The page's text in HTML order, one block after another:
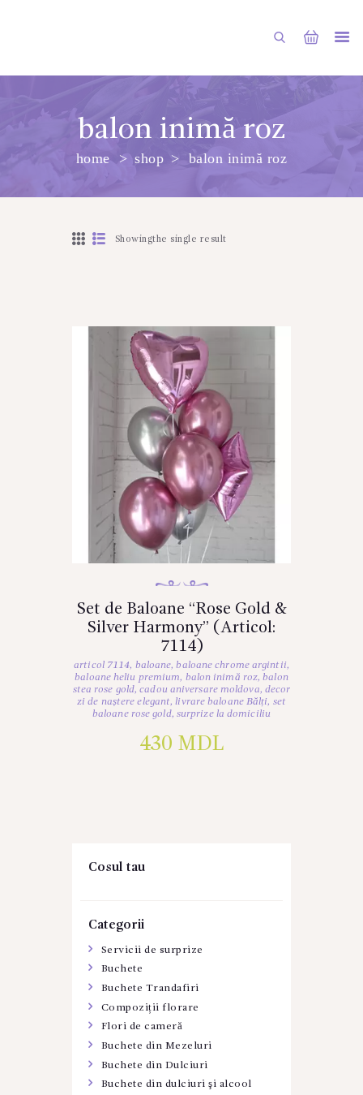
balon inimă roz
home shop balon inimă roz
PRINCIPALA
DESPRE NOI
Showingthe single result
Set de Baloane “Rose Gold &
Silver Harmony” (Articol:
7114)
articol 7114, baloane,baloane chrome argintii,
baloane heliu premium, balon inimă roz,balon
stea rose gold,cadou aniversare moldova, decor
zi de naștere elegant,livrare baloane Bălți, set
baloane rose gold, surprize la domiciliu
430 MDL
Cosul tau
Categorii
Servicii de surprize
Buchete
Buchete Trandafiri
Compoziții florare
Flori de cameră
Buchete din Mezeluri
Buchete din Dulciuri
Buchete din dulciuri şi alcool